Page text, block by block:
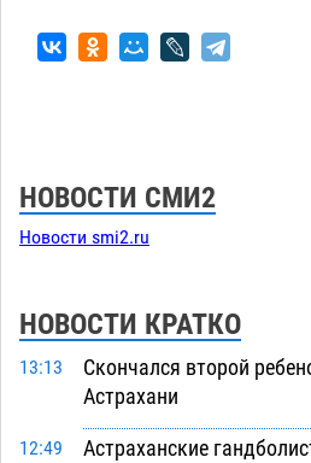
НОВОСТИ СМИ2
Новости smi2.ru
НОВОСТИ КРАТКО
13:13
Скончался второй
Астрахани
12:49
Астраханские